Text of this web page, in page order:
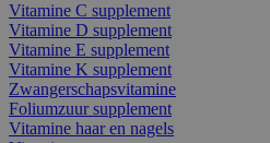
Vitamine C supplement
Vitamine D supplement
Vitamine E supplement
Vitamine K supplement
Zwangerschapsvitamine
Foliumzuur supplement
Vitamine haar en nagels